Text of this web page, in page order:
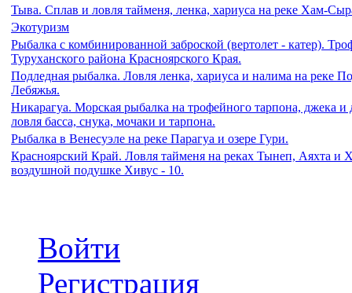
Тыва. Сплав и ловля тайменя, ленка, хариуса на реке Хам-
Экотуризм
Рыбалка с комбинированной заброской (вертолет - катер).
Туруханского района Красноярского Края.
Подледная рыбалка. Ловля ленка, хариуса и налима на реке
Лебяжья.
Никарагуа. Морская рыбалка на трофейного тарпона, джека
ловля басса, снука, мочаки и тарпона.
Рыбалка в Венесуэле на реке Парагуа и озере Гури.
Красноярский Край. Ловля тайменя на реках Тынеп, Аяхта и
воздушной подушке Хивус - 10.
Войти
Регистрация